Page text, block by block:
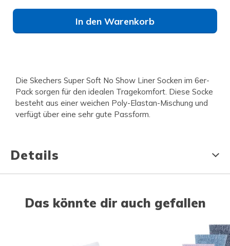
In den Warenkorb
Die Skechers Super Soft No Show Liner Socken im 6er-
Pack sorgen für den idealen Tragekomfort. Diese Socke
besteht aus einer weichen Poly-Elastan-Mischung und
verfügt über eine sehr gute Passform.
Details
Das könnte dir auch gefallen